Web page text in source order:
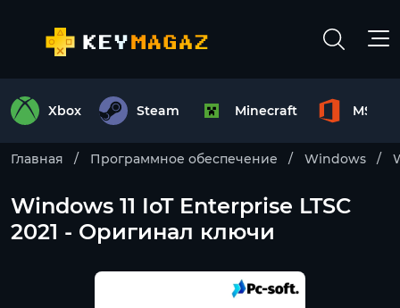
Xbox Steam Minecraft MS
Главная Программное обеспечение Windows
Windows 11 IoT Enterprise LTSC
2021 - Оригинал ключи